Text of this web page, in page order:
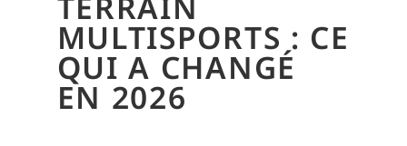
MULTISPORTS : CE
QUI A CHANGÉ
EN 2026